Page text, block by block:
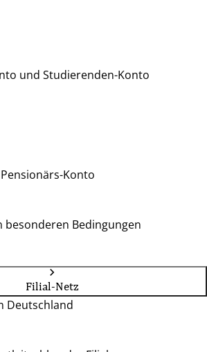
und Studierenden-Konto
Konto
Bedingungen
Filial-Netz
Deutschland